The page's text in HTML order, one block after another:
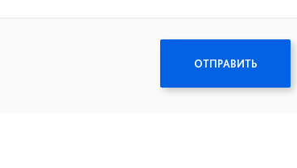
ОТПРАВИТЬ